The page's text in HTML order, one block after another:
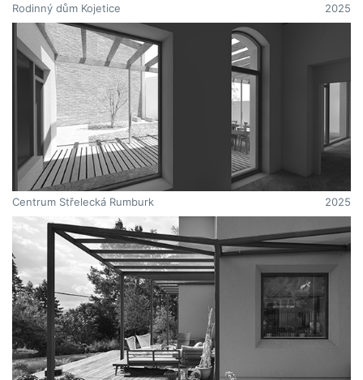
Rodinný dům Kojetice 2025
Centrum Střelecká Rumburk 2025